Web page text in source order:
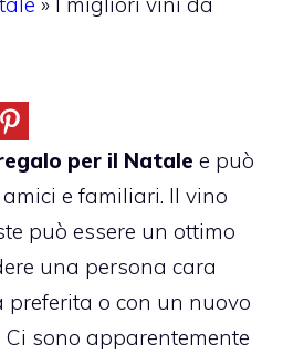
per il Natale e può
e familiari. Il vino
può essere un ottimo
una persona cara
o con un nuovo
sono apparentemente